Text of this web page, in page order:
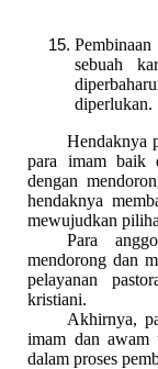
sebuah
diperlukan.
Hendaknya
para imam baik
dengan
hendaknya
mewujudkan
Para
mendorong dan
pelayanan
kristiani.
Akhirnya,
imam dan awam
dalam proses